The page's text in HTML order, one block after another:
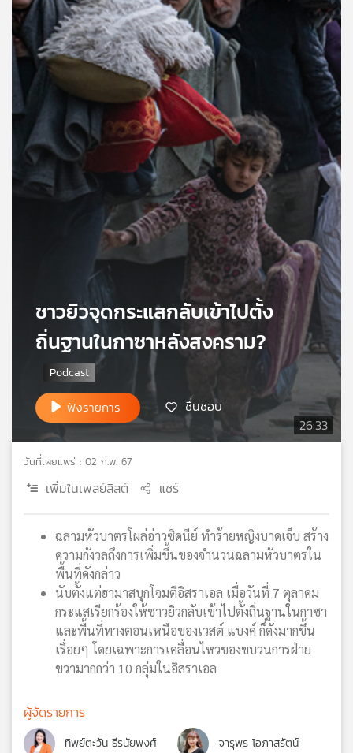
เพลง
บทความ
ข่าว
และ
กิจกรรม
เครือ
แผนที่
วิทยุ
26:33
ชาวยิวจุดกระแสกลับเข้าไปตั้ง
ถิ่นฐานในกาซาหลังสงคราม?
ฟังรายการ ชื่นชอบ
วันที่เผยแพร่ : 02 ก.พ. 67
เพิ่มในเพลย์ลิสต์ แชร์
ฉลามหัวบาตรโผล่อ่าวซิดนีย์ ทำร้ายหญิงบาดเจ็บ สร้าง
ความกังวลถึงการเพิ่มขึ้นของจำนวนฉลามหัวบาตรใน
พื้นที่ดังกล่าว
นับตั้งแต่ฮามาสบุกโจมตีอิสราเอล เมื่อวันที่ 7 ตุลาคม
กระแสเรียกร้องให้ชาวยิวกลับเข้าไปตั้งถิ่นฐานในกาซา
และพื้นที่ทางตอนเหนือของเวสต์ แบงค์ ก็ดังมากขึ้น
เรื่อยๆ โดยเฉพาะการเคลื่อนไหวของขบวนการฝ่าย
ขวามากกว่า 10 กลุ่มในอิสราเอล
ผู้จัดรายการ
ทิพย์ตะวัน ธีรนัยพงศ์ จารุพร โอภาสรัตน์